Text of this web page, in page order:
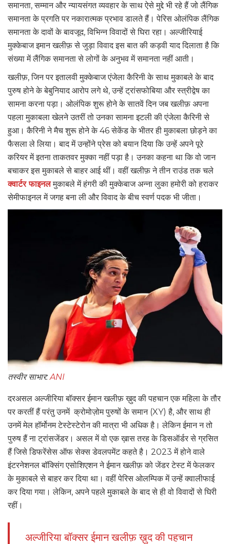
समानता, सम्मान और न्यायसंगत व्यवहार के साथ ऐसे मुद्दे भी रहे हैं जो लैंगिक
समानता के प्रगति पर नकारात्मक प्रभाव डालते हैं। पेरिस ओलंपिक लैंगिक
समानता के दावों के बावजूद, विभिन्न विवादों से घिरा रहा। अल्जीरियाई
मुक्केबाज इमान खलीफ़ से जुड़ा विवाद इस बात की कड़वी याद दिलाता है कि
संख्या में लैंगिक समानता से लोगों के अनुभव में समानता नहीं आती।
खलीफ़, जिन पर इतालवी मुक्केबाज एंजेला कैरिनी के साथ मुकाबले के बाद
पुरुष होने के बेबुनियाद आरोप लगे थे, उन्हें ट्रांसफोबिया और स्त्रीद्वेष का
सामना करना पड़ा। ओलंपिक शुरू होने के सातवें दिन जब खलीफ़ अपना
पहला मुकाबला खेलने उतरीं तो उनका सामना इटली की एंजेला कैरिनी से
हुआ। कैरिनी ने मैच शुरू होने के 46 सेकेंड के भीतर ही मुकाबला छोड़ने का
फैसला ले लिया। बाद में उन्होंने प्रेस को बयान दिया कि उन्हें अपने पूरे
करियर में इतना ताकतवर मुक्का नहीं पड़ा है। उनका कहना था कि वो जान
बचाकर इस मुकाबले से बाहर आई थीं। वहीं खलीफ़ ने तीन राउंड तक चले
क्वार्टर फाइनलमुकाबले में हंगरी की मुक्केबाज अन्ना लुका हमोरी को हराकर
सेमीफाइनल में जगह बना ली और विवाद के बीच स्वर्ण पदक भी जीता।
तस्वीर साभार: ANI
दरअसल अल्जीरिया बॉक्सर ईमान खलीफ़ ख़ुद की पहचान एक महिला के तौर
पर करतीं हैं परंतु उनमें क्रोमोज़ोम पुरुषों के समान (XY) है, और साथ ही
उनमें मेल हॉर्मोनम टेस्टेस्टेरोन की मात्रा भी अधिक है। लेकिन ईमान न तो
पुरुष हैं ना ट्रांसजेंडर। असल में वो एक ख़ास तरह के डिसऑर्डर से ग्रसित
हैं जिसे डिफरेंसेस ऑफ सेक्स डेवलपमेंट कहते है। 2023 में होने वाले
इंटरनेशनल बॉक्सिंग एसोशिएशन ने ईमान खलीफ़ को जेंडर टेस्ट में फेलकर
के मुकाबले से बाहर कर दिया था। वहीं पेरिस ओलम्पिक में उन्हें क्वालीफाई
कर दिया गया। लेकिन, अपने पहले मुकाबले के बाद से ही वो विवादों से घिरी
रहीं।
अल्जीरिया बॉक्सर ईमान खलीफ़ ख़ुद की पहचान